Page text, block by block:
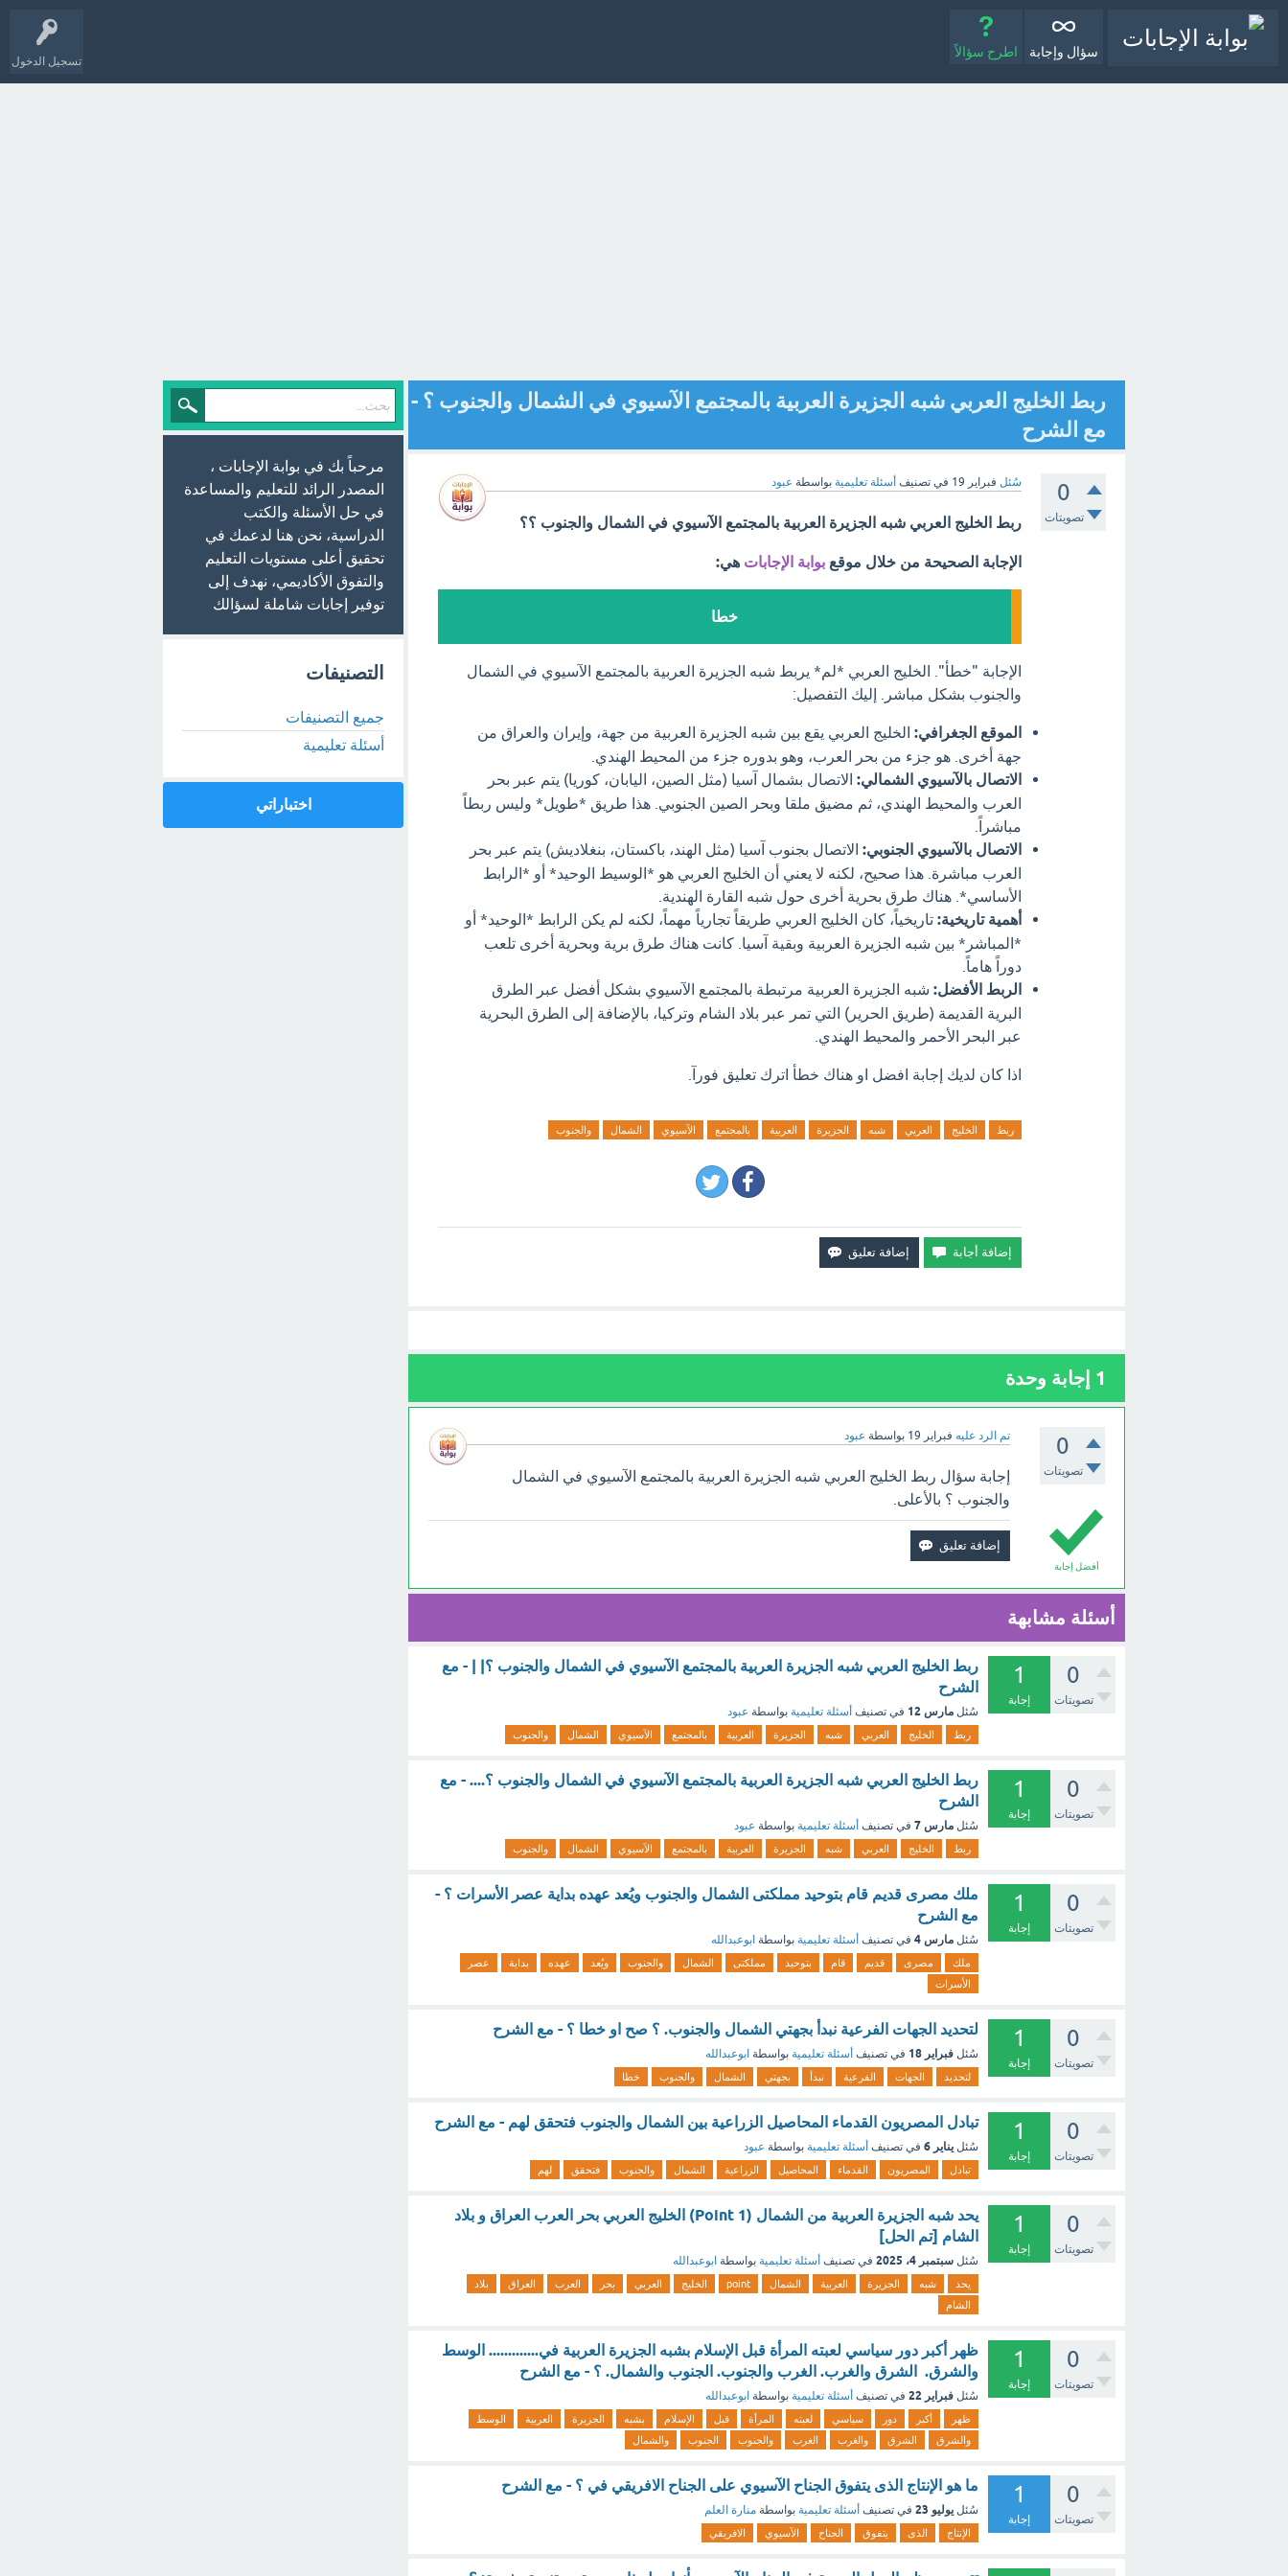
تسجيل الدخول
سؤال وإجابة اطرح سؤالاً
ربط الخليج العربي شبه الجزيرة العربية بالمجتمع الآسيوي في الشمال والجنوب ؟ -
مع الشرح
0
تصويتات
سُئل فبراير 19 في تصنيف أسئلة تعليمية بواسطة عبود
ربط الخليج العربي شبه الجزيرة العربية بالمجتمع الآسيوي في الشمال والجنوب ؟؟
الإجابة الصحيحة من خلال موقع بوابة الإجابات هي:
خطا
الإجابة "خطأ". الخليج العربي *لم* يربط شبه الجزيرة العربية بالمجتمع الآسيوي في الشمال
والجنوب بشكل مباشر. إليك التفصيل:
الموقع الجغرافي: الخليج العربي يقع بين شبه الجزيرة العربية من جهة، وإيران والعراق من
جهة أخرى. هو جزء من بحر العرب، وهو بدوره جزء من المحيط الهندي.
الاتصال بالآسيوي الشمالي: الاتصال بشمال آسيا (مثل الصين، اليابان، كوريا) يتم عبر بحر
العرب والمحيط الهندي، ثم مضيق ملقا وبحر الصين الجنوبي. هذا طريق *طويل* وليس ربطاً
مباشراً.
الاتصال بالآسيوي الجنوبي: الاتصال بجنوب آسيا (مثل الهند، باكستان، بنغلاديش) يتم عبر بحر
العرب مباشرة. هذا صحيح، لكنه لا يعني أن الخليج العربي هو *الوسيط الوحيد* أو *الرابط
الأساسي*. هناك طرق بحرية أخرى حول شبه القارة الهندية.
أهمية تاريخية: تاريخياً، كان الخليج العربي طريقاً تجارياً مهماً، لكنه لم يكن الرابط *الوحيد* أو
*المباشر* بين شبه الجزيرة العربية وبقية آسيا. كانت هناك طرق برية وبحرية أخرى تلعب
دوراً هاماً.
الربط الأفضل: شبه الجزيرة العربية مرتبطة بالمجتمع الآسيوي بشكل أفضل عبر الطرق
البرية القديمة (طريق الحرير) التي تمر عبر بلاد الشام وتركيا، بالإضافة إلى الطرق البحرية
عبر البحر الأحمر والمحيط الهندي.
اذا كان لديك إجابة افضل او هناك خطأ اترك تعليق فورآ.
ربط الخليج العربي شبه الجزيرة العربية بالمجتمع الآسيوي الشمال والجنوب
1 إجابة وحدة
0
تصويتات
تم الرد عليه فبراير 19 بواسطة عبود
أفضل إجابة
إجابة سؤال ربط الخليج العربي شبه الجزيرة العربية بالمجتمع الآسيوي في الشمال
والجنوب ؟ بالأعلى.
أسئلة مشابهة
0
تصويتات
1
إجابة
ربط الخليج العربي شبه الجزيرة العربية بالمجتمع الآسيوي في الشمال والجنوب ؟| | - مع
الشرح
سُئل مارس 12 في تصنيف أسئلة تعليمية بواسطة عبود
ربط الخليج العربي شبه الجزيرة العربية بالمجتمع الآسيوي الشمال والجنوب
0
تصويتات
1
إجابة
ربط الخليج العربي شبه الجزيرة العربية بالمجتمع الآسيوي في الشمال والجنوب ؟.... - مع
الشرح
سُئل مارس 7 في تصنيف أسئلة تعليمية بواسطة عبود
ربط الخليج العربي شبه الجزيرة العربية بالمجتمع الآسيوي الشمال والجنوب
0
تصويتات
1
إجابة
ملك مصرى قديم قام بتوحيد مملكتى الشمال والجنوب ويُعد عهده بداية عصر الأسرات ؟ -
مع الشرح
سُئل مارس 4 في تصنيف أسئلة تعليمية بواسطة ابوعبدالله
ملك مصرى قديم قام بتوحيد مملكتى الشمال والجنوب ويُعد عهده بداية
عصر
الأسرات
0
تصويتات
1
إجابة
لتحديد الجهات الفرعية نبدأ بجهتي الشمال والجنوب. ؟ صح او خطا ؟ - مع الشرح
سُئل فبراير 18 في تصنيف أسئلة تعليمية بواسطة ابوعبدالله
لتحديد الجهات الفرعية نبدأ بجهتي الشمال والجنوب خطا
0
تصويتات
1
إجابة
تبادل المصريون القدماء المحاصيل الزراعية بين الشمال والجنوب فتحقق لهم - مع الشرح
سُئل يناير 6 في تصنيف أسئلة تعليمية بواسطة عبود
تبادل المصريون القدماء المحاصيل الزراعية الشمال والجنوب فتحقق لهم
0
تصويتات
1
إجابة
يحد شبه الجزيرة العربية من الشمال (1 Point) الخليج العربي بحر العرب العراق و بلاد
الشام [تم الحل]
سُئل سبتمبر 4، 2025 في تصنيف أسئلة تعليمية بواسطة ابوعبدالله
يحد شبه الجزيرة العربية الشمال point الخليج العربي بحر العرب العراق
بلاد
الشام
0
تصويتات
1
إجابة
ظهر أكبر دور سياسي لعبته المرأة قبل الإسلام بشبه الجزيرة العربية في............. الوسط
والشرق. الشرق والغرب. الغرب والجنوب. الجنوب والشمال. ؟ - مع الشرح
سُئل فبراير 22 في تصنيف أسئلة تعليمية بواسطة ابوعبدالله
ظهر أكبر دور سياسي لعبته المرأة قبل الإسلام بشبه الجزيرة العربية
الوسط
والشرق
الشرق والغرب الغرب والجنوب الجنوب والشمال
0
تصويتات
1
إجابة
ما هو الإنتاج الذى يتفوق الجناح الآسيوي على الجناح الافريقي في ؟ - مع الشرح
سُئل يوليو 23 في تصنيف أسئلة تعليمية بواسطة منارة العلم
الإنتاج الذى يتفوق الجناح الآسيوي الافريقي
مرحباً بك في بوابة الإجابات ،
المصدر الرائد للتعليم والمساعدة
في حل الأسئلة والكتب
الدراسية، نحن هنا لدعمك في
تحقيق أعلى مستويات التعليم
والتفوق الأكاديمي، نهدف إلى
توفير إجابات شاملة لسؤالك
التصنيفات
جميع التصنيفات
أسئلة تعليمية
اختباراتي